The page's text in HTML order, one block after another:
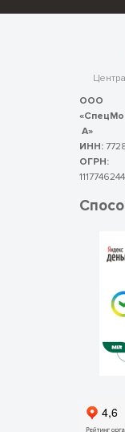
ООО
А»
ИНН:
ОГРН: